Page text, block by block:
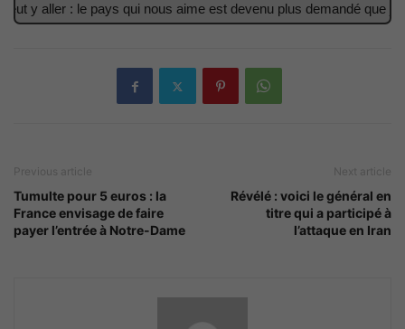
y aller : le pays qui nous aime est devenu plus demandé que
Previous article
Tumulte pour 5 euros : la
France envisage de faire
payer l’entrée à Notre-Dame
Next article
Révélé : voici le général en
titre qui a participé à
l’attaque en Iran